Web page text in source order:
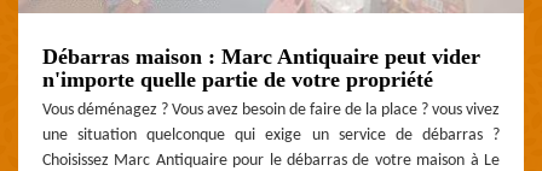
Débarras maison : Marc Antiquaire peut vider
n'importe quelle partie de votre propriété
Vous déménagez ? Vous avez besoin de faire de la place ? vous vivez
une situation quelconque qui exige un service de débarras ?
Choisissez Marc Antiquaire pour le débarras de votre maison à Le